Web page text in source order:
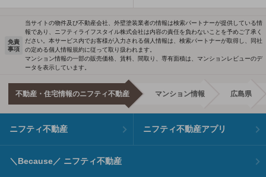
免責
事項
当サイトの物件及び不動産会社、外壁塗装業者の情報は検索パートナーが提供している情
報であり、ニフティライフスタイル株式会社は内容の責任を負わないことを予めご了承く
ださい。本サービス内でお客様が入力される個人情報は、検索パートナーが取得し、同社
の定める個人情報規約に従って取り扱われます。
マンション情報の一部の販売価格、賃料、間取り、専有面積は、マンションレビューのデ
ータを表示しています。
不動産・住宅情報のニフティ不動産 マンション情報 広島県
ニフティ不動産 ニフティ不動産アプリ
＼Because／ ニフティ不動産